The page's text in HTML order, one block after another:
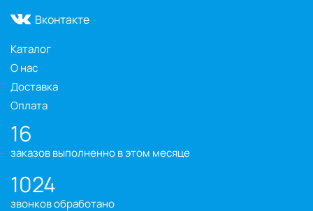
Вконтакте
Каталог
О нас
Доставка
Оплата
16
заказов выполненно в этом месяце
1024
звонков обработано